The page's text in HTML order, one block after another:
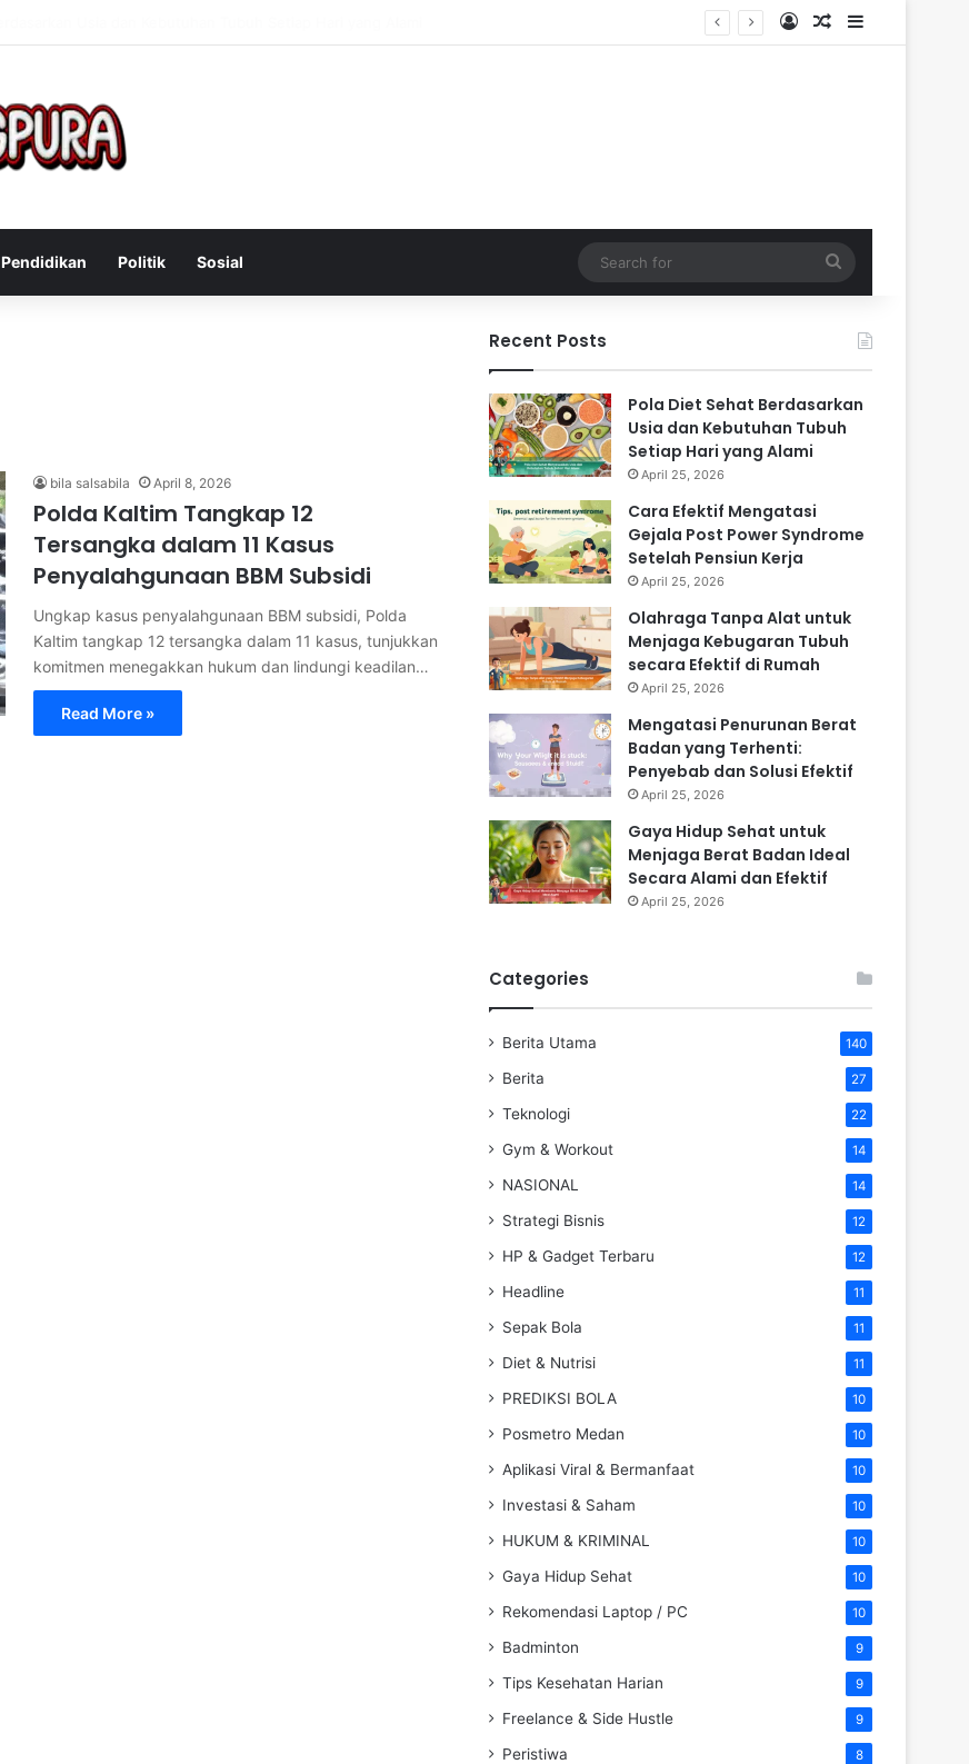
Log InRandom Article
Sidebar
Pendidikan Politik Sosial
for
bila salsabila April 8, 2026
Polda Kaltim Tangkap 12
Tersangka dalam 11 Kasus
Penyalahgunaan BBM Subsidi
Ungkap kasus penyalahgunaan BBM subsidi, Polda
Kaltim tangkap 12 tersangka dalam 11 kasus, tunjukkan
komitmen menegakkan hukum dan lindungi keadilan…
Read More »
Recent Posts
Pola Diet Sehat Berdasarkan
Usia dan Kebutuhan Tubuh
Setiap Hari yang Alami
April 25, 2026
Cara Efektif Mengatasi
Gejala Post Power Syndrome
Setelah Pensiun Kerja
April 25, 2026
Olahraga Tanpa Alat untuk
Menjaga Kebugaran Tubuh
secara Efektif di Rumah
April 25, 2026
Mengatasi Penurunan Berat
Badan yang Terhenti:
Penyebab dan Solusi Efektif
April 25, 2026
Gaya Hidup Sehat untuk
Menjaga Berat Badan Ideal
Secara Alami dan Efektif
April 25, 2026
Categories
Berita Utama 140
Berita 27
Teknologi 22
Gym & Workout 14
NASIONAL 14
Strategi Bisnis 12
HP & Gadget Terbaru 12
Headline 11
Sepak Bola 11
Diet & Nutrisi 11
PREDIKSI BOLA 10
Posmetro Medan 10
Aplikasi Viral & Bermanfaat 10
Investasi & Saham 10
HUKUM & KRIMINAL 10
Gaya Hidup Sehat 10
Rekomendasi Laptop / PC 10
Badminton 9
Tips Kesehatan Harian 9
Freelance & Side Hustle 9
Peristiwa 8